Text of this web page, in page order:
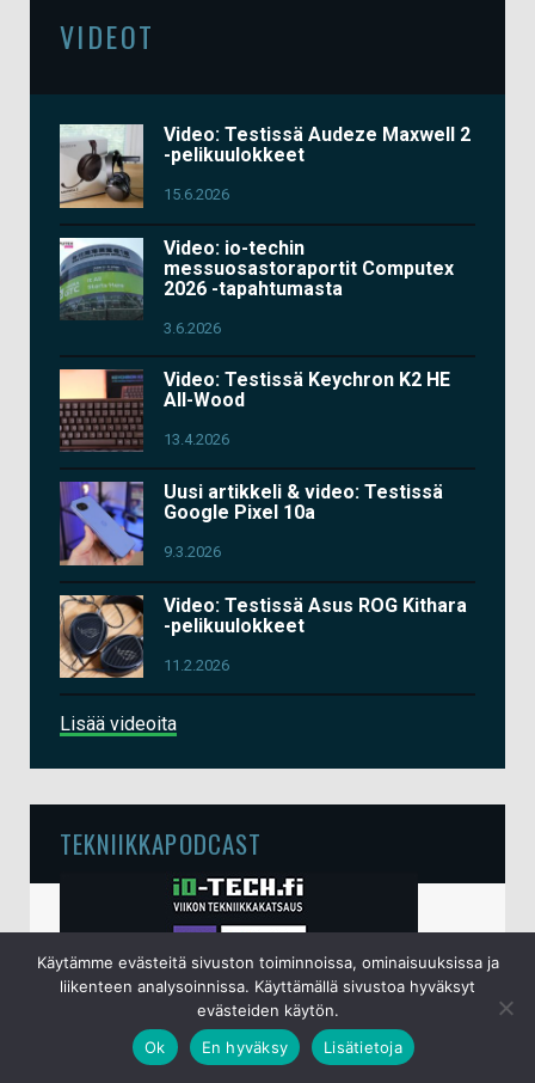
VIDEOT
Video: Testissä Audeze Maxwell 2
-pelikuulokkeet
15.6.2026
Video: io-techin
messuosastoraportit Computex
2026 -tapahtumasta
3.6.2026
Video: Testissä Keychron K2 HE
All-Wood
13.4.2026
Uusi artikkeli & video: Testissä
Google Pixel 10a
9.3.2026
Video: Testissä Asus ROG Kithara
-pelikuulokkeet
11.2.2026
Lisää videoita
TEKNIIKKAPODCAST
Käytämme evästeitä sivuston toiminnoissa, ominaisuuksissa ja
liikenteen analysoinnissa. Käyttämällä sivustoa hyväksyt
evästeiden käytön.
Ok
En hyväksy Lisätietoja